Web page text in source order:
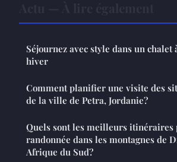
Séjournez avec style dans un chalet
hiver
Comment planifier une visite des
de la ville de Petra, Jordanie?
Quels sont les meilleurs itinéraires
randonnée dans les montagnes de
Afrique du Sud?